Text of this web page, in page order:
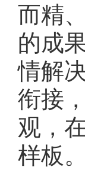
而精
的成
情解
衔接
观，
样板。